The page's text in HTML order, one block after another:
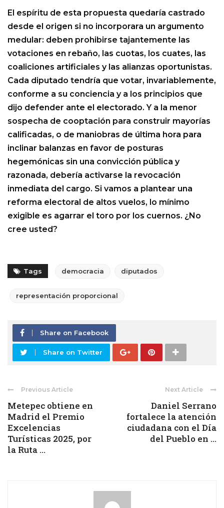
El espíritu de esta propuesta quedaría castrado
desde el origen si no incorporara un argumento
medular: deben prohibirse tajantemente las
votaciones en rebaño, las cuotas, los cuates, las
coaliciones artificiales y las alianzas oportunistas.
Cada diputado tendría que votar, invariablemente,
conforme a su conciencia y a los principios que
dijo defender ante el electorado. Y a la menor
sospecha de cooptación para construir mayorías
calificadas, o de maniobras de última hora para
inclinar balanzas en favor de posturas
hegemónicas sin una convicción pública y
razonada, debería activarse la revocación
inmediata del cargo. Si vamos a plantear una
reforma electoral de altos vuelos, lo mínimo
exigible es agarrar el toro por los cuernos. ¿No
cree usted?
Tags democracia diputados
representación proporcional
Share on Facebook
Share on Twitter
Previous Article
Metepec obtiene en
Madrid el Premio
Excelencias
Turísticas 2025, por
la Ruta ...
Next Article
Daniel Serrano
fortalece la atención
ciudadana con el Día
del Pueblo en ...